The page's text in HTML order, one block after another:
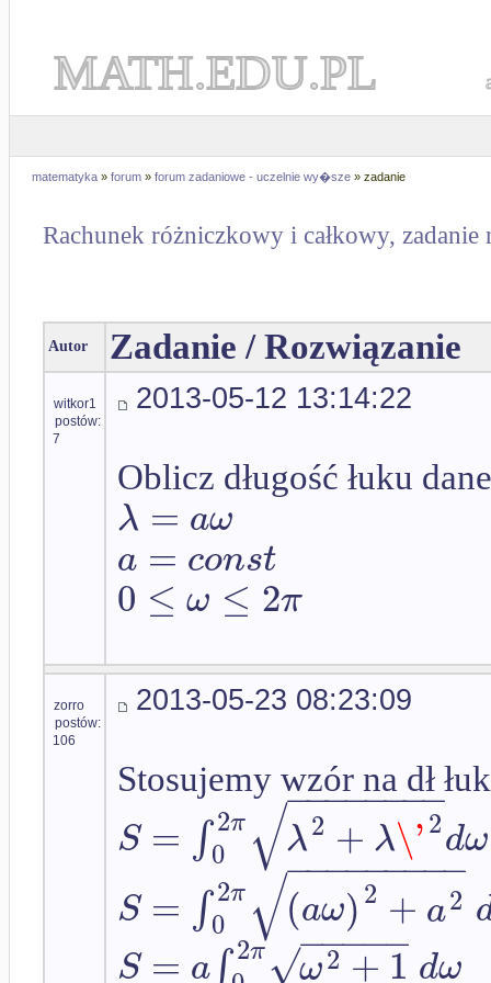
MATH.EDU.PL
matematyka » forum » forum zadaniowe - uczelnie wy�sze » zadanie
Rachunek różniczkowy i całkowy, zadanie
Autor Zadanie / Rozwiązanie
witkor1
postów:
7
2013-05-12 13:14:22
Oblicz długość łuku
λ = aω
a = const
0 ≤ ω ≤ 2π
zorro
postów:
106
2013-05-23 08:23:09
Stosujemy wzór na dł
S = ∫ 2π
0 λ2 + λ\'2
− −
−−−−−−
√ dω
S = ∫ 2π
0 (aω)2 + a2
− −
−−−−−−−
√
S = a∫ 2π ω2 +1
− −
−−−
√ dω